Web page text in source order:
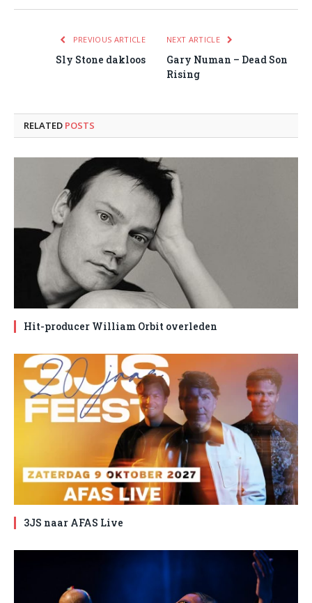
PREVIOUS ARTICLE
Sly Stone dakloos
NEXT ARTICLE
Gary Numan – Dead Son
Rising
RELATED POSTS
Hit-producer William Orbit overleden
3JS naar AFAS Live